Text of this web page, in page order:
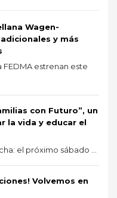
Wagen-
y más
FEDMA estrenan este
con Futuro”, un
la vida y educar el
el próximo sábado ...
Volvemos en